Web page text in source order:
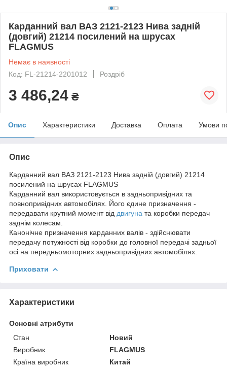
Карданний вал ВАЗ 2121-2123 Нива задній
(довгий) 21214 посилений на шрусах
FLAGMUS
Немає в наявності
Код: FL-21214-2201012
Роздріб
3 486,24 ₴
Опис Характеристики Доставка Оплата Умови
Опис
Карданний вал ВАЗ 2121-2123 Нива задній (довгий) 21214
посилений на шрусах FLAGMUS
Карданний вал використовується в задньопривідних та
повнопривідних автомобілях. Його єдине призначення -
передавати крутний момент від двигуна та коробки передач
заднім колесам.
Канонічне призначення карданних валів - здійснювати
передачу потужності від коробки до головної передачі задньої
осі на передньомоторних задньопривідних автомобілях.
Приховати
Характеристики
Основні атрибути
Стан
Новий
Виробник
FLAGMUS
Країна виробник
Китай